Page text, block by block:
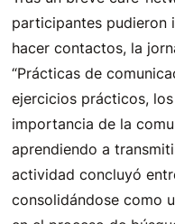
participantes pudieron
hacer contactos, la
“Prácticas de
ejercicios prácticos,
importancia de la
aprendiendo a
actividad concluyó
consolidándose como